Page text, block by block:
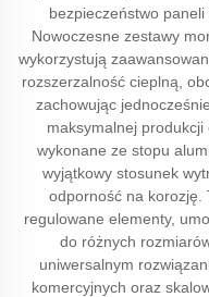
bezpieczeństwo paneli
Nowoczesne zestawy
wykorzystują
rozszerzalność cieplną,
zachowując
maksymalnej
wykonane ze stopu
wyjątkowy stosunek
odporność na korozję.
regulowane elementy,
do różnych
uniwersalnym
komercyjnych oraz